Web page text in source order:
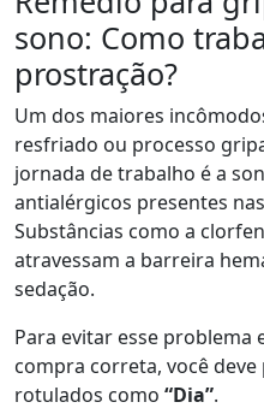
sono: Como
prostração?
Um dos maiores
resfriado ou processo
jornada de trabalho é a
antialérgicos presentes
Substâncias como a
atravessam a barreira
sedação.
Para evitar esse problema
compra correta, você
rotulados como “Dia”.